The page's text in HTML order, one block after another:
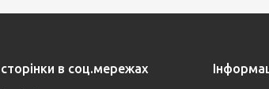
в соц.мережах